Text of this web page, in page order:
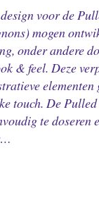
voor de
mogen
onder andere
& feel. Deze
elementen
touch. De
te doseren